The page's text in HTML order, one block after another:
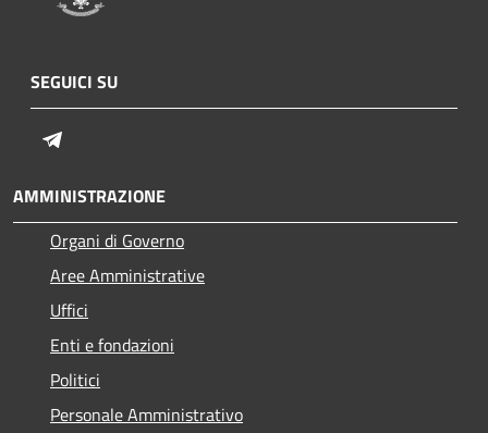
SEGUICI SU
AMMINISTRAZIONE
Organi di Governo
Aree Amministrative
Uffici
Enti e fondazioni
Politici
Personale Amministrativo